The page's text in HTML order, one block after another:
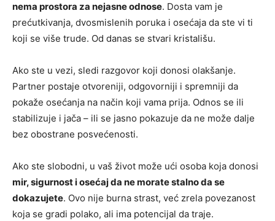
nema prostora za nejasne odnose. Dosta vam je
prećutkivanja, dvosmislenih poruka i osećaja da ste vi ti
koji se više trude. Od danas se stvari kristališu.
Ako ste u vezi, sledi razgovor koji donosi olakšanje.
Partner postaje otvoreniji, odgovorniji i spremniji da
pokaže osećanja na način koji vama prija. Odnos se ili
stabilizuje i jača – ili se jasno pokazuje da ne može dalje
bez obostrane posvećenosti.
Ako ste slobodni, u vaš život može ući osoba koja donosi
mir, sigurnost i osećaj da ne morate stalno da se
dokazujete. Ovo nije burna strast, već zrela povezanost
koja se gradi polako, ali ima potencijal da traje.